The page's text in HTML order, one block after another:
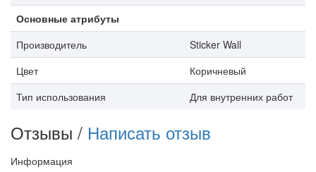
Основные атрибуты
Производитель
Sticker Wall
Цвет
Коричневый
Тип использования
Для внутренних работ
Отзывы / Написать отзыв
Информация